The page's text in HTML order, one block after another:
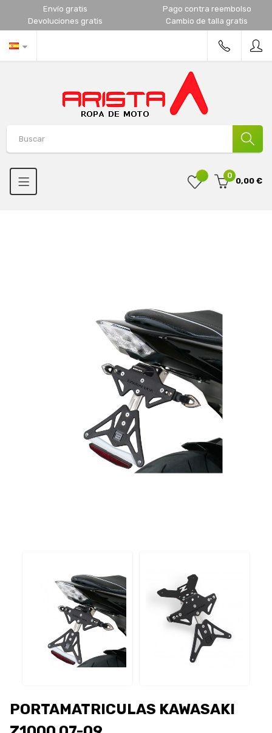
Envío gratis
Pago contra reembolso
Devoluciones gratis
Cambio de talla gratis
0
0,00 €
PORTAMATRICULAS KAWASAKI